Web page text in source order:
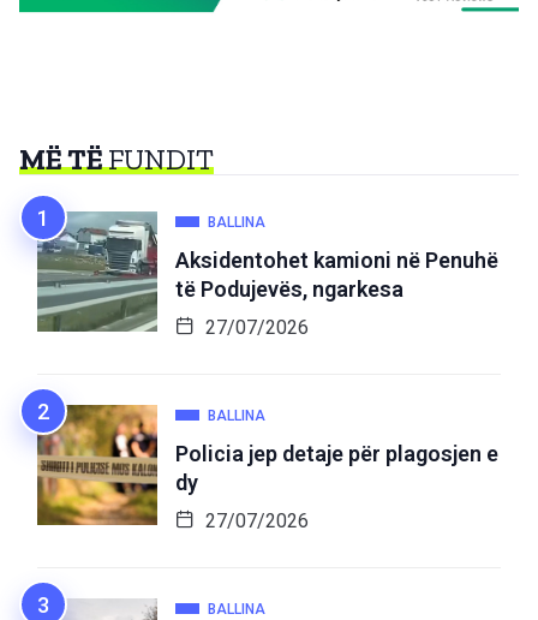
MË TËFUNDIT
BALLINA
Aksidentohet kamioni në Penuhë
të Podujevës, ngarkesa
27/07/2026
BALLINA
Policia jep detaje për plagosjen e
dy
27/07/2026
BALLINA